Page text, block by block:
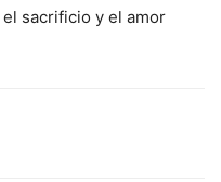
sacrificio y el amor